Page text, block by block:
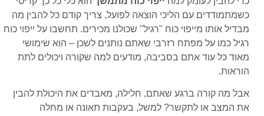
כשמתמודדים עם הליכי הוצאה לפועל, צריך קודם כל להבין מה
מבדיל אותו מייפוי כוח "רגיל" שכולנו מכירים. תחשבו על ייפוי כוח
רגיל כמו על מפתח רזרבי שאתם נותנים לשכן – הוא שימושי
מאוד כל עוד אתם בסביבה, מודעים למה שקורה ויכולים לתת
הוראות.
אבל מה קורה ברגע שאתם, חלילה, מאבדים את היכולת להבין
את המצב או לתקשר? למשל, בעקבות תאונה או מחלה